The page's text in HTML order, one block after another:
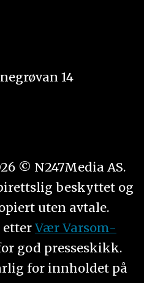
14
© N247Media AS.
beskyttet og
uten avtale.
etter Vær Varsom-
god presseskikk.
for innholdet på